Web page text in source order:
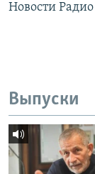
Новости
Выпуски